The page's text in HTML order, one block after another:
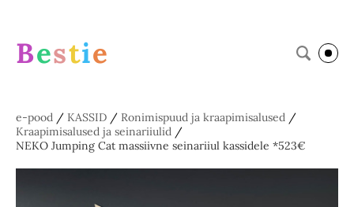
Bestie
e-pood / KASSID / Ronimispuud ja kraapimisalused /
Kraapimisalused ja seinariiulid /
NEKO Jumping Cat massiivne seinariiul kassidele *523€